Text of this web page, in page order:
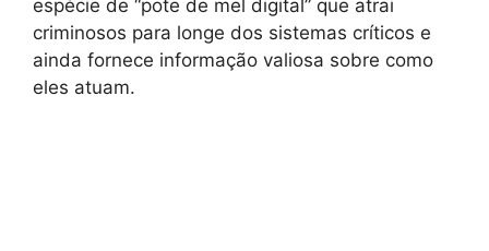
espécie de “pote de mel digital” que atrai
criminosos para longe dos sistemas críticos e
ainda fornece informação valiosa sobre como
eles atuam.